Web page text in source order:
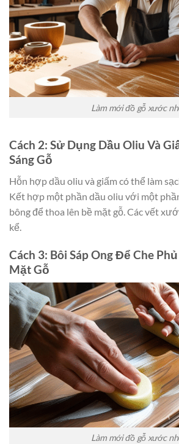
Làm mới đồ gỗ xước
Cách 2: Sử Dụng Dầu Oliu Và
Sáng Gỗ
Hỗn hợp dầu oliu và giấm có thể làm
Kết hợp một phần dầu oliu với một
bông để thoa lên bề mặt gỗ. Các vết
kể.
Cách 3: Bôi Sáp Ong Để Che
Mặt Gỗ
Làm mới đồ gỗ xước